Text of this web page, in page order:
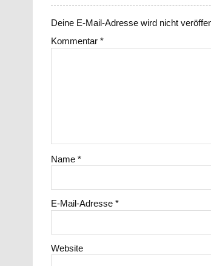
Deine E-Mail-Adresse wird nicht
Kommentar*
Name*
E-Mail-Adresse*
Website